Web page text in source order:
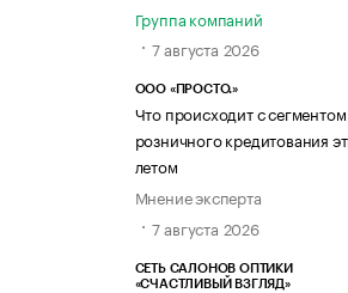
Группа компаний
7 августа 2026
ООО «ПРОСТО.»
Что происходит с сегментом
розничного кредитования
летом
Мнение эксперта
7 августа 2026
СЕТЬ САЛОНОВ ОПТИКИ
«СЧАСТЛИВЫЙ ВЗГЛЯД»